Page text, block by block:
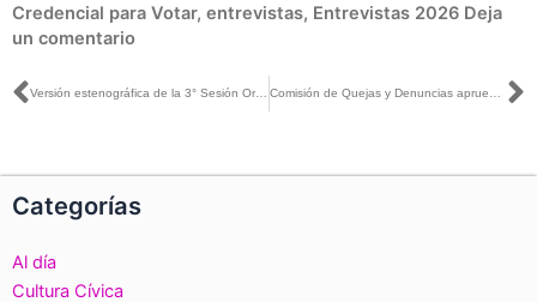
Credencial para Votar, entrevistas, Entrevistas 2026 Deja
un comentario
Ant
Categorías
Al día
Cultura Cívica